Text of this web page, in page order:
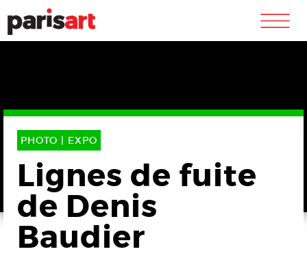
m
PHOTO | EXPO
Lignes de fuite
de Denis
Baudier